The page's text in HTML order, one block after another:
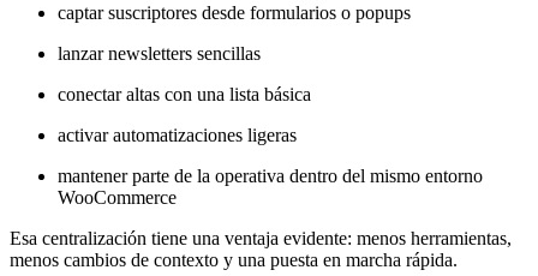
captar suscriptores desde formularios o popups
lanzar newsletters sencillas
conectar altas con una lista básica
activar automatizaciones ligeras
mantener parte de la operativa dentro del mismo entorno
WooCommerce
Esa centralización tiene una ventaja evidente: menos herramientas,
menos cambios de contexto y una puesta en marcha rápida.